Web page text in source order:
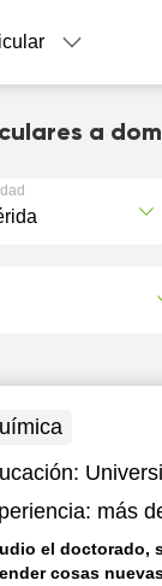
a
más
el doctorado,
cosas